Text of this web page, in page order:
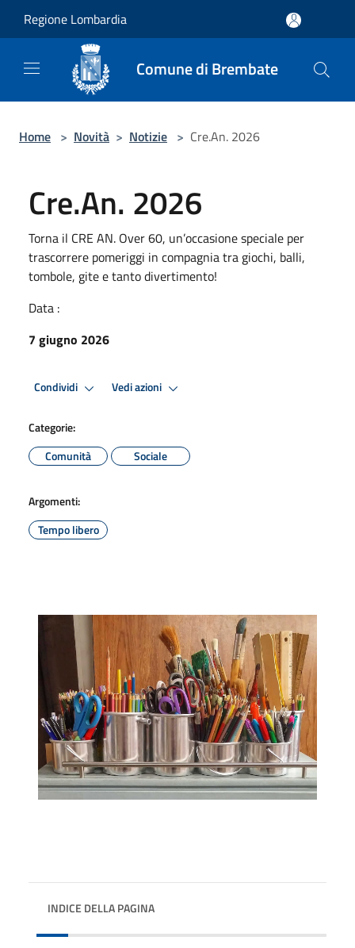
Regione Lombardia
Comune di Brembate
Home > Novità > Notizie > Cre.An. 2026
Cre.An. 2026
Torna il CRE AN. Over 60, un’occasione speciale per
trascorrere pomeriggi in compagnia tra giochi, balli,
tombole, gite e tanto divertimento!
Data :
7 giugno 2026
Condividi Vedi azioni
Categorie:
Comunità
Sociale
Argomenti:
Tempo libero
INDICE DELLA PAGINA